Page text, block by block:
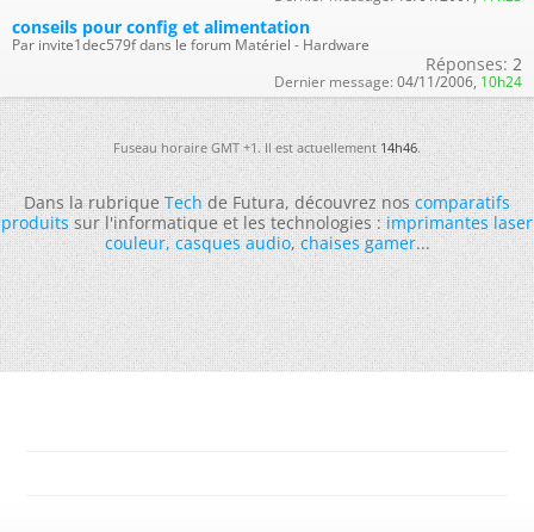
conseils pour config et alimentation
Par invite1dec579f dans le forum Matériel - Hardware
Réponses: 2
Dernier message: 04/11/2006, 10h24
Fuseau horaire GMT +1. Il est actuellement 14h46.
Dans la rubriqueTechde Futura, découvrez noscomparatifs
produitssur l'informatique et les technologies :imprimantes laser
couleur,casques audio,chaises gamer...